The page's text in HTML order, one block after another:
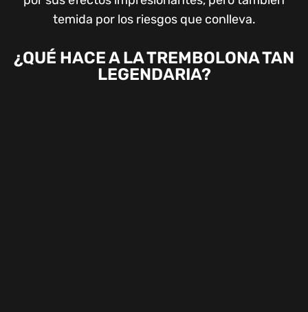
temida por los riesgos que conlleva.
¿QUÉ HACE A LA TREMBOLONA TAN
LEGENDARIA?